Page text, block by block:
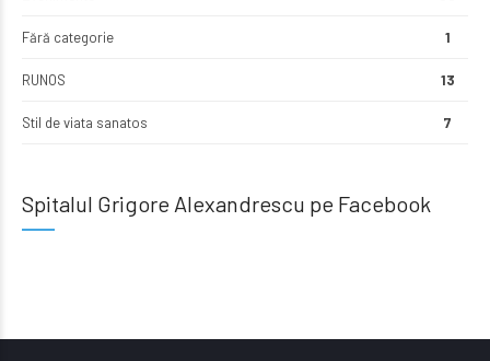
Fără categorie 1
RUNOS 13
Stil de viata sanatos 7
Spitalul Grigore Alexandrescu pe Facebook